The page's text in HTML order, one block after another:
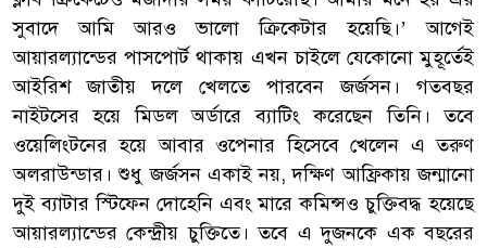
সুবাদে আমি আরও ভালো ক্রিকেটার হয়েছি।’ আগেই
আয়ারল্যান্ডের পাসপোর্ট থাকায় এখন চাইলে যেকোনো মুহূর্তেই
আইরিশ জাতীয় দলে খেলতে পারবেন জর্জসন। গতবছর
নাইটসের হয়ে মিডল অর্ডারে ব্যাটিং করেছেন তিনি। তবে
ওয়েলিংটনের হয়ে আবার ওপেনার হিসেবে খেলেন এ তরুণ
অলরাউন্ডার। শুধু জর্জসন একাই নয়, দক্ষিণ আফ্রিকায় জন্মানো
দুই ব্যাটার স্টিফেন দোহেনি এবং মারে কমিন্সও চুক্তিবদ্ধ হয়েছে
আয়ারল্যান্ডের কেন্দ্রীয় চুক্তিতে। তবে এ দুজনকে এক বছরের